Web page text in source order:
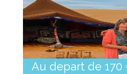
Au depart de